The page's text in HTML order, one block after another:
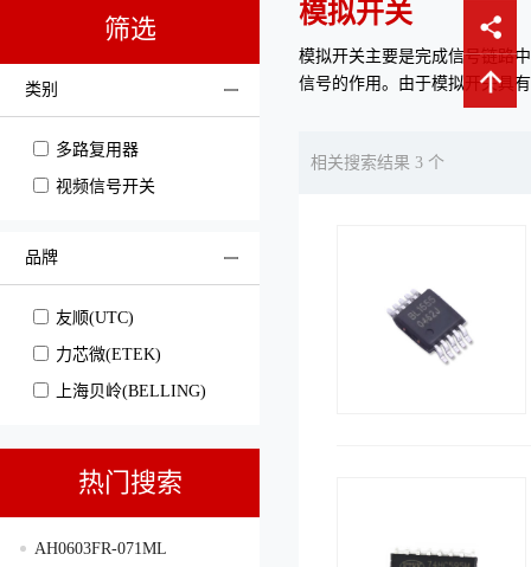
筛选
类别
多路复用器
视频信号开关
品牌
友顺(UTC)
力芯微(ETEK)
上海贝岭(BELLING)
热门搜索
AH0603FR-071ML
模拟开关
模拟开关主要是完成信号链路
信号的作用。由于模拟开关具
相关搜索结果 3 个